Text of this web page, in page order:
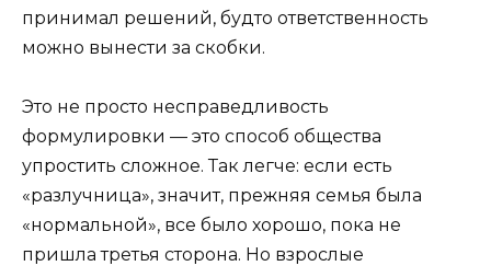
принимал решений, будто ответственность
можно вынести за скобки.
Это не просто несправедливость
формулировки — это способ общества
упростить сложное. Так легче: если есть
«разлучница», значит, прежняя семья была
«нормальной», все было хорошо, пока не
пришла третья сторона. Но взрослые